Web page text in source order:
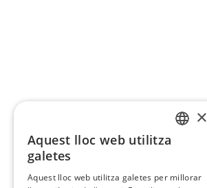
×
Aquest lloc web utilitza
galetes
Aquest lloc web utilitza galetes per millorar